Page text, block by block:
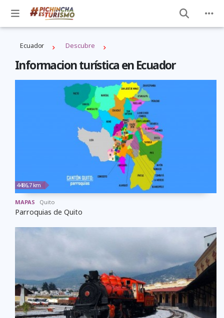
Ecuador Descubre
Informacion turística en Ecuador
4486,7 km
MAPAS Quito
Parroquias de Quito